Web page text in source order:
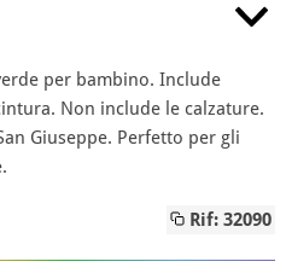
per bambino. Include
Non include le calzature.
Giuseppe. Perfetto per gli
Rif: 32090